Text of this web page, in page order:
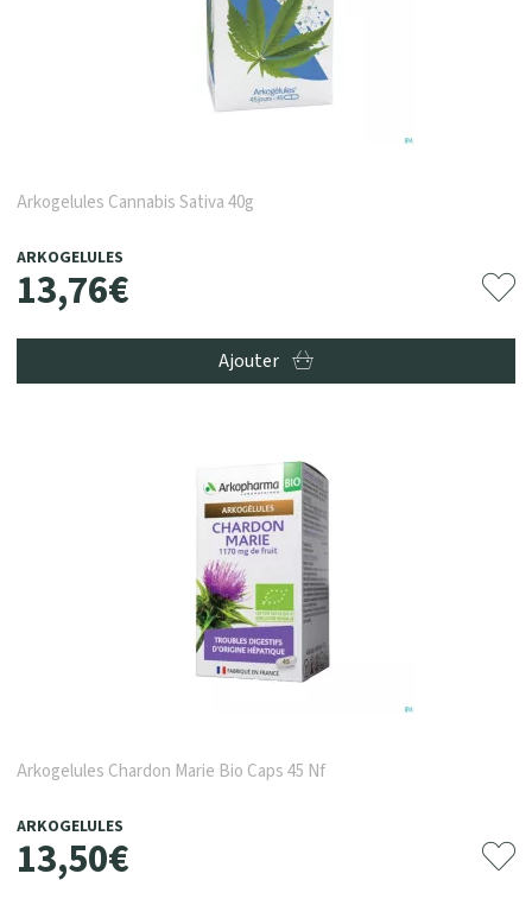
Arkogelules Cannabis Sativa 40g
ARKOGELULES
13,76€
Ajouter
Arkogelules Chardon Marie Bio Caps 45 Nf
ARKOGELULES
13,50€